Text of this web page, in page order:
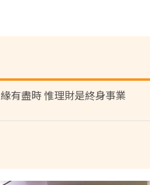
緣有盡時 惟理財是終身事業